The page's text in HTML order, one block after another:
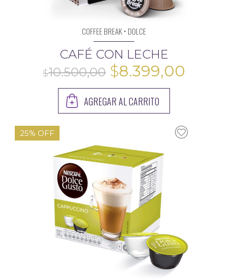
9.600,00
COFFEE BREAK • DOLCE
CAFÉ CON LECHE
El
precio
original
$10.500,00.
$8.399,00
es:
AGREGAR AL CARRITO
25% OFF